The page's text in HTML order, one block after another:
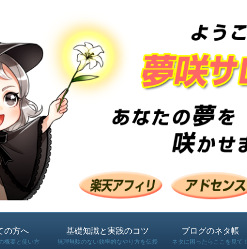
の方へ
概要と使い方
基礎知識と実践のコツ
無理無駄のない効率的なやり方を伝授
ブログのネタ帳
ネタに困ったらここを見て！